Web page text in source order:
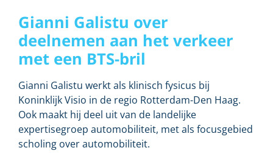
Gianni Galistu over
deelnemen aan het verkeer
met een BTS-bril
Gianni Galistu werkt als klinisch fysicus bij
Koninklijk Visio in de regio Rotterdam-Den Haag.
Ook maakt hij deel uit van de landelijke
expertisegroep automobiliteit, met als focusgebied
scholing over automobiliteit.